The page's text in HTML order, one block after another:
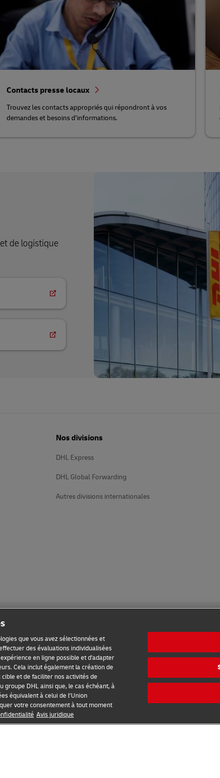
Contacts presse locaux
Trouvez les contacts appropriés qui répondront à vos
demandes et besoins d’informations.
de logistique
Nos divisions
DHL Express
DHL Global Forwarding
Autres divisions internationales
Avis de confidentialité Informations complémentaires
2026 © - all rights reserved
que vous avez sélectionnées et
des évaluations individualisées
en ligne possible et d'adapter
Cela inclut également la création de
et de faciliter nos activités de
groupe DHL ainsi que, le cas échéant, à
équivalent à celui de l’Union
votre consentement à tout moment
Avis juridique